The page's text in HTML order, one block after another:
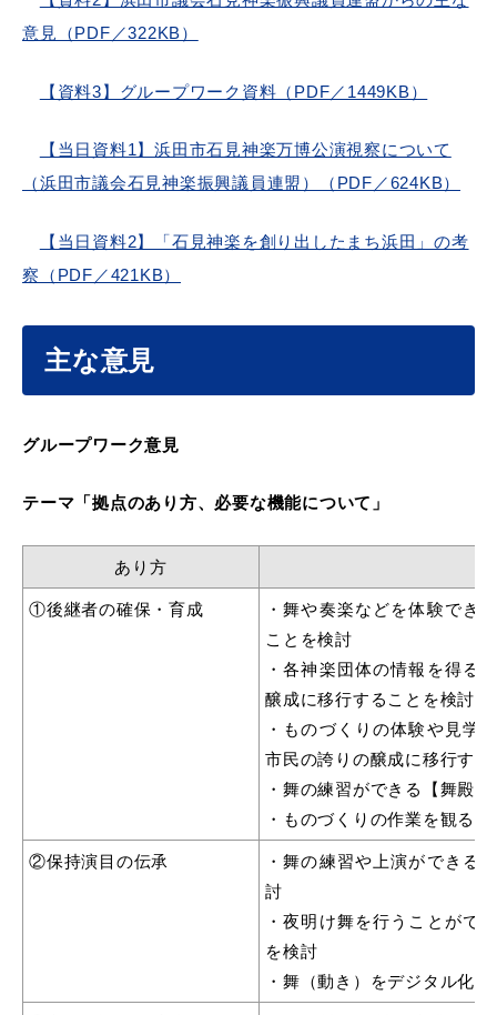
意見（PDF／322KB）
【資料3】グループワーク資料（PDF／1449KB）
【当日資料1】浜田市石見神楽万博公演視察について
（浜田市議会石見神楽振興議員連盟）（PDF／624KB）
【当日資料2】「石見神楽を創り出したまち浜田」の考
察（PDF／421KB）
主な意見
グループワーク意見
テーマ「拠点のあり方、必要な機能について」
あり方
①後継者の確保・育成
・舞や奏楽などを体験で
ことを検討
・各神楽団体の情報を得
醸成に移行することを検討
・ものづくりの体験や見
市民の誇りの醸成に移行す
・舞の練習ができる【舞殿機
・ものづくりの作業を観る
②保持演目の伝承
・舞の練習や上演ができ
討
・夜明け舞を行うことが
を検討
・舞（動き）をデジタル化